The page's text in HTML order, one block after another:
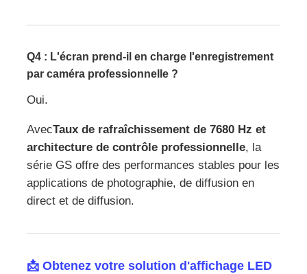
Q4 : L'écran prend-il en charge l'enregistrement
par caméra professionnelle ?
Oui.
AvecTaux de rafraîchissement de 7680 Hz et
architecture de contrôle professionnelle, la
série GS offre des performances stables pour les
applications de photographie, de diffusion en
direct et de diffusion.
📩 Obtenez votre solution d'affichage LED